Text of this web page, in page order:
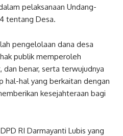
pelaksanaan Undang-
tentang Desa.
pengelolaan dana desa
publik memperoleh
benar, serta terwujudnya
hal-hal yang berkaitan dengan
kesejahteraan bagi
RI Darmayanti Lubis yang